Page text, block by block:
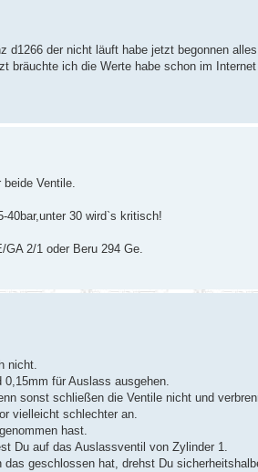
d1266 der nicht läuft habe jetzt begonnen
ich die Werte habe schon im
Ventile.
40bar,unter 30 wird`s kritisch!
2/1 oder Beru 294 Ge.
nicht.
für Auslass ausgehen.
sonst schließen die Ventile nicht und
vielleicht schlechter an.
hast.
Du auf das Auslassventil von Zylinder 1.
geschlossen hat, drehst Du